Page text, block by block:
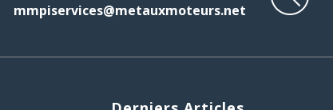
mmpiservices@metauxmoteurs.net